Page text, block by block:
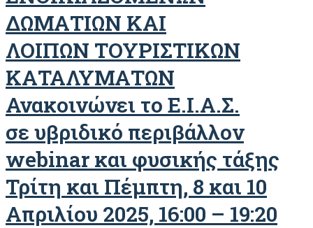
ΔΩΜΑΤΙΩΝ ΚΑΙ
ΛΟΙΠΩΝ ΤΟΥΡΙΣΤΙΚΩΝ
ΚΑΤΑΛΥΜΑΤΩΝ
Ανακοινώνει το Ε.Ι.Α.Σ.
σε υβριδικό περιβάλλον
webinar και φυσικής τάξης
Τρίτη και Πέμπτη, 8 και 10
Απριλίου 2025, 16:00 – 19:20